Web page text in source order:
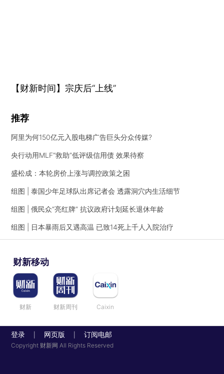
【财新时间】宗庆后“上线”
推荐
阿里为何150亿元入股电梯广告巨头分众传媒?
央行动用MLF“救助”低评级信用债 效果待察
盛松成：本轮房价上涨与调控政策之困
组图 | 泰国少年足球队出席记者会 透露洞穴内生活细节
组图 | 俄民众“亮红牌” 抗议政府计划延长退休年龄
组图 | 日本暴雨后又遇高温 已致14死上千人入院治疗
财新移动
财新 财新周刊 Caixin
登录 网页版 订阅电邮
Copyright 财新网 All Rights Reserved